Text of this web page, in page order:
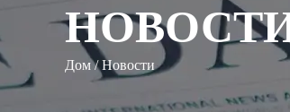
Дом/Новости